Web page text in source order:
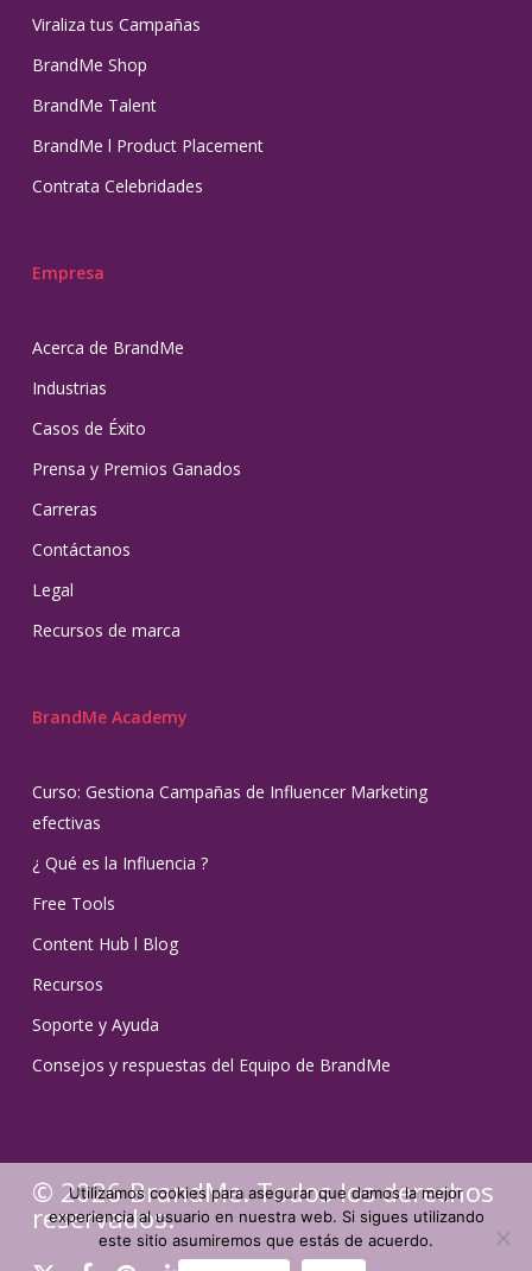
Viraliza tus Campañas
BrandMe Shop
BrandMe Talent
BrandMe l Product Placement
Contrata Celebridades
Empresa
Acerca de BrandMe
Industrias
Casos de Éxito
Prensa y Premios Ganados
Carreras
Contáctanos
Legal
Recursos de marca
BrandMe Academy
Curso: Gestiona Campañas de Influencer Marketing
efectivas
¿ Qué es la Influencia ?
Free Tools
Content Hub l Blog
Recursos
Soporte y Ayuda
Consejos y respuestas del Equipo de BrandMe
© 2026 BrandMe. Todos los derechos
reservados.
Utilizamos cookies para asegurar que damos la mejor
experiencia al usuario en nuestra web. Si sigues utilizando
este sitio asumiremos que estás de acuerdo.